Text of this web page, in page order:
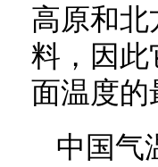
高原和
料，因此
面温度的
中国气